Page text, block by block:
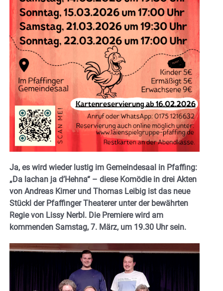
Ja, es wird wieder lustig im Gemeindesaal in Pfaffing:
„Da lachan ja d’Hehna“ – diese Komödie in drei Akten
von Andreas Kirner und Thomas Leibig ist das neue
Stückl der Pfaffinger Theaterer unter der bewährten
Regie von Lissy Nerbl. Die Premiere wird am
kommenden Samstag, 7. März, um 19.30 Uhr sein.